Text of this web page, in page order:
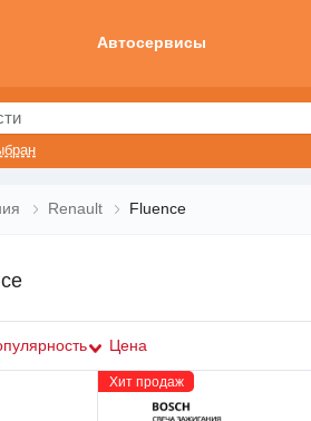
Автосервисы
Renault Fluence
Цена
Хит продаж